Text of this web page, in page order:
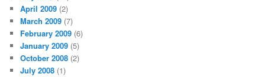
April 2009 (2)
March 2009 (7)
February 2009 (6)
January 2009 (5)
October 2008 (2)
July 2008 (1)